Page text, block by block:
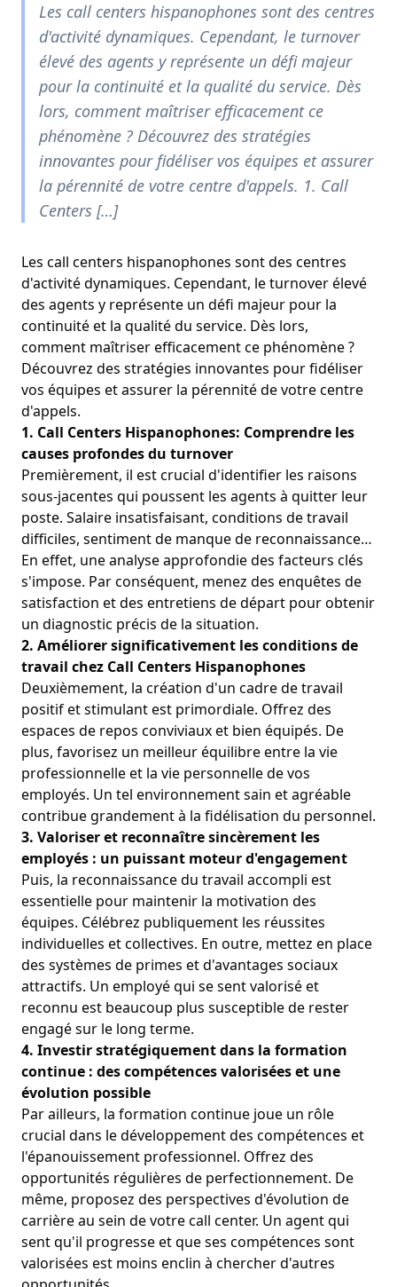
Les call centers hispanophones sont des centres
d'activité dynamiques. Cependant, le turnover
élevé des agents y représente un défi majeur
pour la continuité et la qualité du service. Dès
lors, comment maîtriser efficacement ce
phénomène ? Découvrez des stratégies
innovantes pour fidéliser vos équipes et assurer
la pérennité de votre centre d'appels. 1. Call
Centers […]
Les call centers hispanophones sont des centres
d'activité dynamiques. Cependant, le turnover élevé
des agents y représente un défi majeur pour la
continuité et la qualité du service. Dès lors,
comment maîtriser efficacement ce phénomène ?
Découvrez des stratégies innovantes pour fidéliser
vos équipes et assurer la pérennité de votre centre
d'appels.
1. Call Centers Hispanophones: Comprendre les
causes profondes du turnover
Premièrement, il est crucial d'identifier les raisons
sous-jacentes qui poussent les agents à quitter leur
poste. Salaire insatisfaisant, conditions de travail
difficiles, sentiment de manque de reconnaissance…
En effet, une analyse approfondie des facteurs clés
s'impose. Par conséquent, menez des enquêtes de
satisfaction et des entretiens de départ pour obtenir
un diagnostic précis de la situation.
2. Améliorer significativement les conditions de
travail chez Call Centers Hispanophones
Deuxièmement, la création d'un cadre de travail
positif et stimulant est primordiale. Offrez des
espaces de repos conviviaux et bien équipés. De
plus, favorisez un meilleur équilibre entre la vie
professionnelle et la vie personnelle de vos
employés. Un tel environnement sain et agréable
contribue grandement à la fidélisation du personnel.
3. Valoriser et reconnaître sincèrement les
employés : un puissant moteur d'engagement
Puis, la reconnaissance du travail accompli est
essentielle pour maintenir la motivation des
équipes. Célébrez publiquement les réussites
individuelles et collectives. En outre, mettez en place
des systèmes de primes et d'avantages sociaux
attractifs. Un employé qui se sent valorisé et
reconnu est beaucoup plus susceptible de rester
engagé sur le long terme.
4. Investir stratégiquement dans la formation
continue : des compétences valorisées et une
évolution possible
Par ailleurs, la formation continue joue un rôle
crucial dans le développement des compétences et
l'épanouissement professionnel. Offrez des
opportunités régulières de perfectionnement. De
même, proposez des perspectives d'évolution de
carrière au sein de votre call center. Un agent qui
sent qu'il progresse et que ses compétences sont
valorisées est moins enclin à chercher d'autres